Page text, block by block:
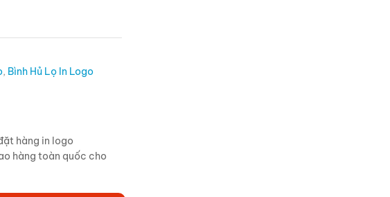
, Bình Hủ Lọ In Logo
hàng in logo
hàng toàn quốc cho